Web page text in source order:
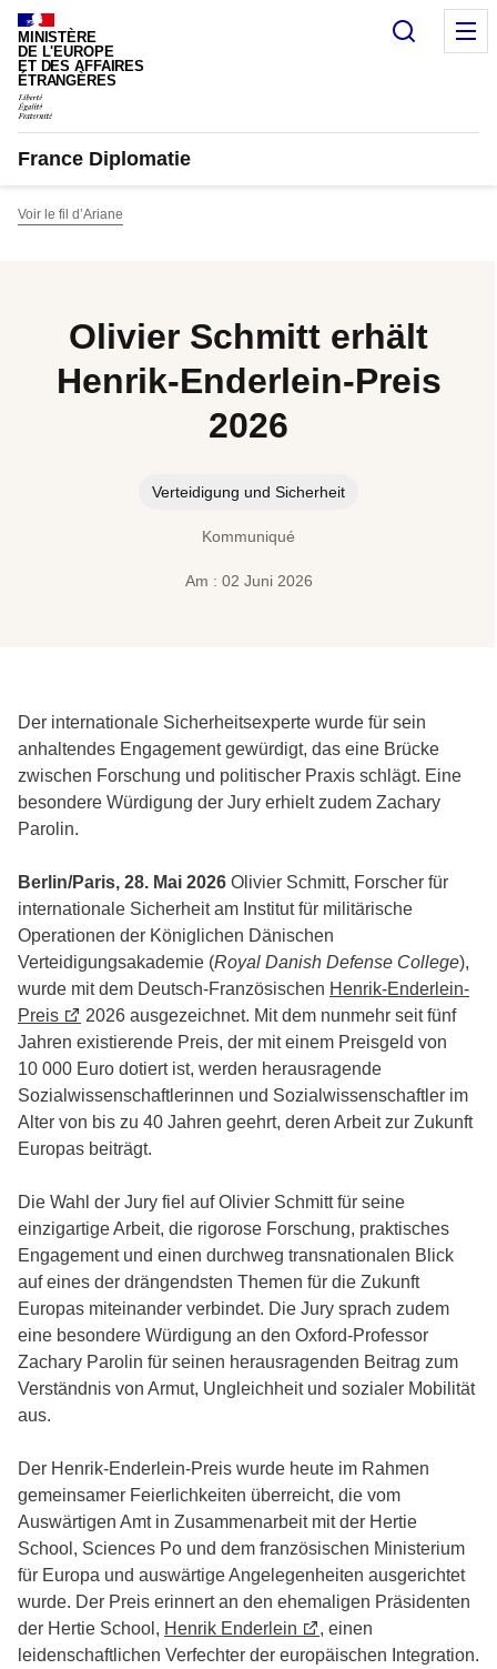
Cookie-Einstellungen
MINISTÈRE
DE L'EUROPE
ET DES AFFAIRES
ÉTRANGÈRES
Suche
France Diplomatie
Voir le fil d’Ariane
Olivier Schmitt erhält
Henrik-Enderlein-Preis
2026
Verteidigung und Sicherheit
Kommuniqué
Am : 02 Juni 2026
Der internationale Sicherheitsexperte wurde für sein
anhaltendes Engagement gewürdigt, das eine Brücke
zwischen Forschung und politischer Praxis schlägt. Eine
besondere Würdigung der Jury erhielt zudem Zachary
Parolin.
Berlin/Paris, 28. Mai 2026 Olivier Schmitt, Forscher für
internationale Sicherheit am Institut für militärische
Operationen der Königlichen Dänischen
Verteidigungsakademie (Royal Danish Defense College),
wurde mit dem Deutsch-Französischen Henrik-Enderlein-
Preis
2026 ausgezeichnet. Mit dem nunmehr seit fünf
Jahren existierende Preis, der mit einem Preisgeld von
10 000 Euro dotiert ist, werden herausragende
Sozialwissenschaftlerinnen und Sozialwissenschaftler im
Alter von bis zu 40 Jahren geehrt, deren Arbeit zur Zukunft
Europas beiträgt.
Die Wahl der Jury fiel auf Olivier Schmitt für seine
einzigartige Arbeit, die rigorose Forschung, praktisches
Engagement und einen durchweg transnationalen Blick
auf eines der drängendsten Themen für die Zukunft
Europas miteinander verbindet. Die Jury sprach zudem
eine besondere Würdigung an den Oxford-Professor
Zachary Parolin für seinen herausragenden Beitrag zum
Verständnis von Armut, Ungleichheit und sozialer Mobilität
aus.
Der Henrik-Enderlein-Preis wurde heute im Rahmen
gemeinsamer Feierlichkeiten überreicht, die vom
Auswärtigen Amt in Zusammenarbeit mit der Hertie
School, Sciences Po und dem französischen Ministerium
für Europa und auswärtige Angelegenheiten ausgerichtet
wurde. Der Preis erinnert an den ehemaligen Präsidenten
der Hertie School, Henrik Enderlein
, einen
leidenschaftlichen Verfechter der europäischen Integration.